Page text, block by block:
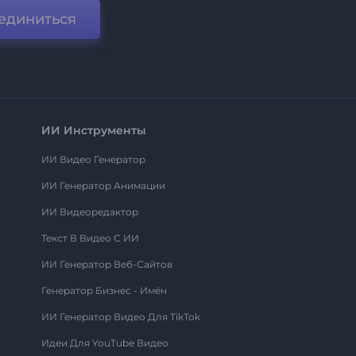
ИИ Инструменты
ИИ Видео Генератор
ИИ Генератор Анимации
ИИ Видеоредактор
Текст В Видео С ИИ
ИИ Генератор Веб-Сайтов
Генератор Бизнес - Имён
ИИ Генератор Видео Для TikTok
Идеи Для YouTube Видео